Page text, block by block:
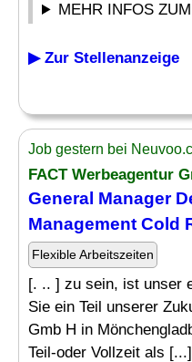
MEHR INFOS
▶ Zur Stellenanzeige
Job gestern bei
FACT Werbeagentur
General Manager
Management Cold
Flexible Arbeitszeiten
[. .. ] zu sein, ist unser
Sie ein Teil unserer
Gmb H in
Teil-oder Vollzeit als [...]